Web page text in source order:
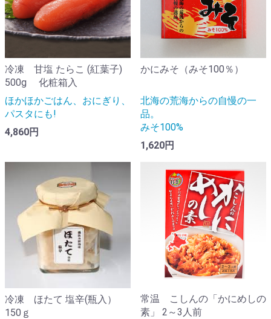
冷凍 甘塩 たらこ (紅葉子)
500g 化粧箱入
ほかほかごはん、おにぎり、
パスタにも!
4,860円
かにみそ（みそ100％）
北海の荒海からの自慢の一
品。
みそ100%
1,620円
冷凍 ほたて 塩辛(瓶入）
150ｇ
常温 こしんの「かにめしの
素」 2～3人前